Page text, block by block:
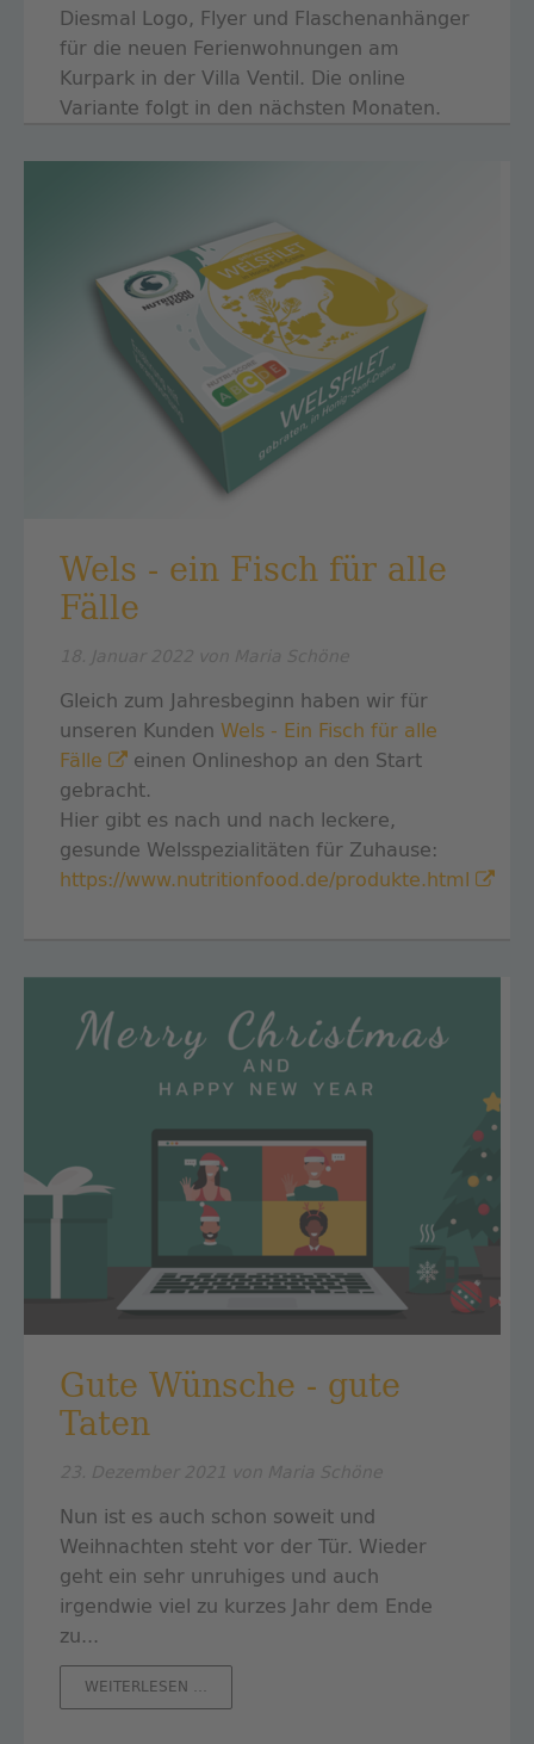
Diesmal Logo, Flyer und Flaschenanhänger
für die neuen Ferienwohnungen am
Kurpark in der Villa Ventil. Die online
Variante folgt in den nächsten Monaten.
Wels - ein Fisch für alle
Fälle
Gleich zum Jahresbeginn haben wir für
unseren Kunden Wels - Ein Fisch für alle
Fälle
einen Onlineshop an den Start
gebracht.
Hier gibt es nach und nach leckere,
gesunde Welsspezialitäten für Zuhause:
https://www.nutritionfood.de/produkte.html
Gute Wünsche - gute
Taten
Nun ist es auch schon soweit und
Weihnachten steht vor der Tür. Wieder
geht ein sehr unruhiges und auch
irgendwie viel zu kurzes Jahr dem Ende
zu. ..
WEITERLESEN …
WÜNSCHE